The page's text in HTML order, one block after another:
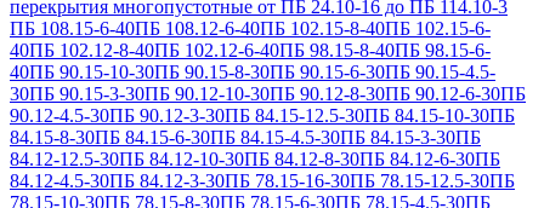
перекрытия многопустотные от ПБ 24.10-16 до ПБ 114.10-3
ПБ 108.15-6-40ПБ 108.12-6-40ПБ 102.15-8-40ПБ 102.15-6-
40ПБ 102.12-8-40ПБ 102.12-6-40ПБ 98.15-8-40ПБ 98.15-6-
40ПБ 90.15-10-30ПБ 90.15-8-30ПБ 90.15-6-30ПБ 90.15-4.5-
30ПБ 90.15-3-30ПБ 90.12-10-30ПБ 90.12-8-30ПБ 90.12-6-30ПБ
90.12-4.5-30ПБ 90.12-3-30ПБ 84.15-12.5-30ПБ 84.15-10-30ПБ
84.15-8-30ПБ 84.15-6-30ПБ 84.15-4.5-30ПБ 84.15-3-30ПБ
84.12-12.5-30ПБ 84.12-10-30ПБ 84.12-8-30ПБ 84.12-6-30ПБ
84.12-4.5-30ПБ 84.12-3-30ПБ 78.15-16-30ПБ 78.15-12.5-30ПБ
78.15-10-30ПБ 78.15-8-30ПБ 78.15-6-30ПБ 78.15-4.5-30ПБ